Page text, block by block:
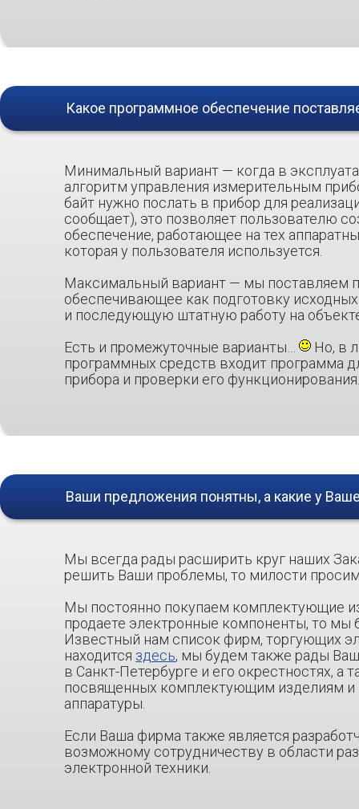
Какое программное обеспечение
Минимальный вариант — когда в
алгоритм управления измерительным
байт нужно послать в прибор для
сообщает), это позволяет пользователю
обеспечение, работающее на тех
которая у пользователя используется.
Максимальный вариант — мы поставляем
обеспечивающее как подготовку
и последующую штатную работу на
Есть и промежуточные варианты…
Но, в
программных средств входит программа
прибора и проверки его функционирования.
Ваши предложения понятны, а какие у
Мы всегда рады расширить круг наших
решить Ваши проблемы, то милости
Мы постоянно покупаем комплектующие
продаете электронные компоненты, то
Известный нам список фирм, торгующих
находится здесь, мы будем также рады
в Санкт-Петербурге и его окрестностях, а
посвященных комплектующим изделиям и
аппаратуры.
Если Ваша фирма также является
возможному сотрудничеству в области
электронной техники.